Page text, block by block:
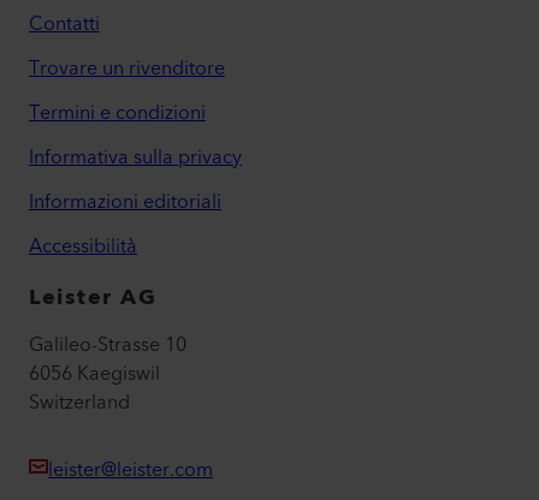
Contatti
Trovare un rivenditore
Termini e condizioni
Informativa sulla privacy
Informazioni editoriali
Accessibilità
Leister AG
Galileo-Strasse 10
6056 Kaegiswil
Switzerland
leister@leister.com